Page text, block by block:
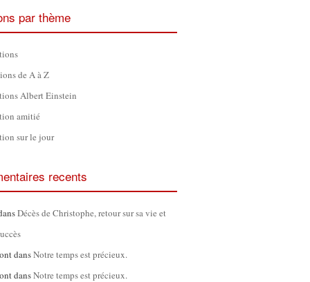
par thème
de A à Z
Albert Einstein
amitié
sur le jour
recents
Décès de Christophe, retour sur sa vie et
dansNotre temps est précieux.
dansNotre temps est précieux.